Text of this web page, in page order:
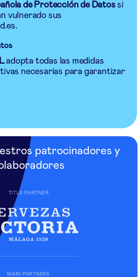
de Protección de Datossi
vulnerado sus
.
adopta todas las medidas
necesarias para garantizar
patrocinadores y
TITLE PARTNER
MAIN PARTNERS